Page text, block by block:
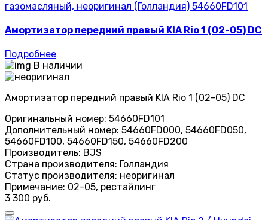
Амортизатор передний правый KIA Rio 1 (02-05) DC
Подробнее
В наличии
Амортизатор передний правый KIA Rio 1 (02-05) DC
Оригинальный номер: 54660FD101
Дополнительный номер: 54660FD000, 54660FD050,
54660FD100, 54660FD150, 54660FD200
Производитель: BJS
Страна производителя: Голландия
Статус производителя: неоригинал
Примечание: 02-05, рестайлинг
3 300 руб.